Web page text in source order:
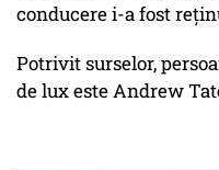
conducere i-a fost
Potrivit surselor,
de lux este Andrew